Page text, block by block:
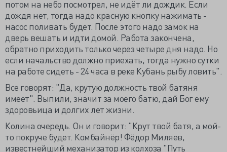
потом на небо посмотрел, не идёт ли дождик. Если
дождя нет, тогда надо красную кнопку нажимать -
насос поливать будет. После этого надо замок на
дверь вешать и идти домой. Работа закончена,
обратно приходить только через четыре дня надо. Но
если начальство должно приехать, тогда нужно сутки
на работе сидеть - 24 часа в реке Кубань рыбу ловить".
Все говорят: "Да, крутую должность твой батяня
имеет". Выпили, значит за моего батю, дай Бог ему
здоровьица и долгих лет жизни.
Колина очередь. Он и говорит: "Крут твой батя, а мой-
то покруче будет. Комбайнёр! Фёдор Миляев,
известнейший механизатор из колхоза "Путь